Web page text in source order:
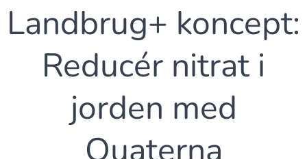
Landbrug+ koncept:
Reducér nitrat i
jorden med